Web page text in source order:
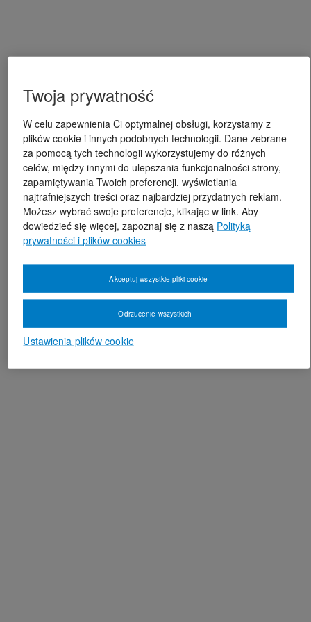
Twoja prywatność
W celu zapewnienia Ci optymalnej obsługi, korzystamy z
plików cookie i innych podobnych technologii. Dane zebrane
za pomocą tych technologii wykorzystujemy do różnych
celów, między innymi do ulepszania funkcjonalności strony,
zapamiętywania Twoich preferencji, wyświetlania
najtrafniejszych treści oraz najbardziej przydatnych reklam.
Możesz wybrać swoje preferencje, klikając w link. Aby
dowiedzieć się więcej, zapoznaj się z naszą Polityką
prywatności i plików cookies
Ustawienia plików cookie
Odrzucenie wszystkich
Akceptuj wszystkie pliki cookie